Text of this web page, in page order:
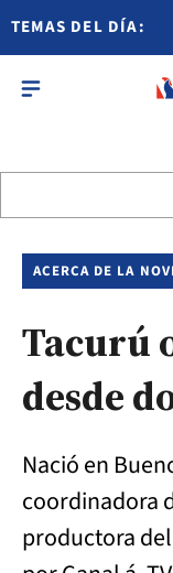
TEMAS DEL DÍA:
ACERCA DE LA
Tacurú
desde
Nació en
coordinadora
productora